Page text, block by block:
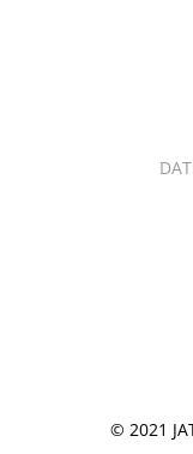
© 2021